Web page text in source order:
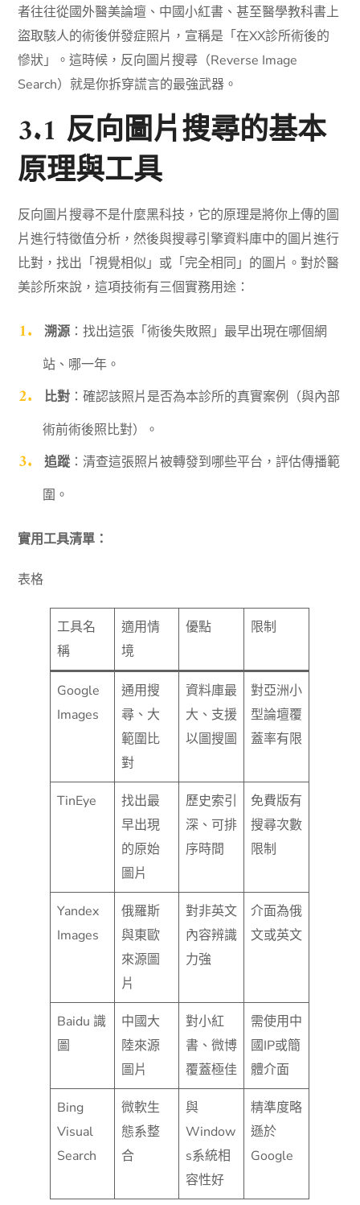
者往往從國外醫美論壇、中國小紅書、甚至醫學教科書上
盜取駭人的術後併發症照片，宣稱是「在XX診所術後的
慘狀」。這時候，反向圖片搜尋（Reverse Image
Search）就是你拆穿謊言的最強武器。
3.1 反向圖片搜尋的基本
原理與工具
反向圖片搜尋不是什麼黑科技，它的原理是將你上傳的圖
片進行特徵值分析，然後與搜尋引擎資料庫中的圖片進行
比對，找出「視覺相似」或「完全相同」的圖片。對於醫
美診所來說，這項技術有三個實務用途：
溯源：找出這張「術後失敗照」最早出現在哪個網
站、哪一年。
比對：確認該照片是否為本診所的真實案例（與內部
術前術後照比對）。
追蹤：清查這張照片被轉發到哪些平台，評估傳播範
圍。
實用工具清單：
表格
工具名
稱
適用情
境
優點 限制
Google
Images
通用搜
尋、大
範圍比
對
資料庫最
大、支援
以圖搜圖
對亞洲小
型論壇覆
蓋率有限
TinEye
找出最
早出現
的原始
圖片
歷史索引
深、可排
序時間
免費版有
搜尋次數
限制
Yandex
Images
俄羅斯
與東歐
來源圖
片
對非英文
內容辨識
力強
介面為俄
文或英文
Baidu 識
圖
中國大
陸來源
圖片
對小紅
書、微博
覆蓋極佳
需使用中
國IP或簡
體介面
Bing
Visual
Search
微軟生
態系整
合
與
Window
s系統相
容性好
精準度略
遜於
Google